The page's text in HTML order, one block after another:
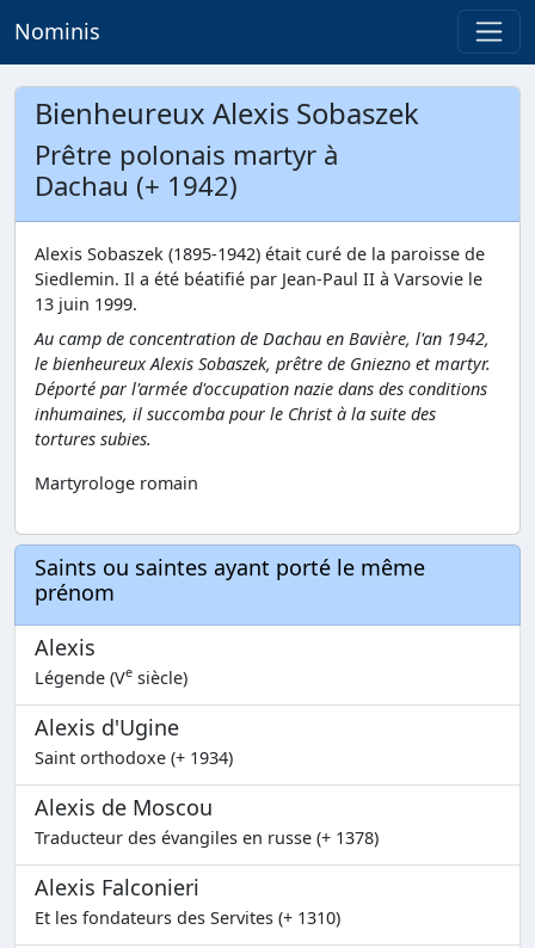
Nominis
Bienheureux Alexis Sobaszek
Prêtre polonais martyr à
Dachau (+ 1942)
Alexis Sobaszek (1895-1942) était curé de la paroisse de
Siedlemin. Il a été béatifié par Jean-Paul II à Varsovie le
13 juin 1999.
Au camp de concentration de Dachau en Bavière, l'an 1942,
le bienheureux Alexis Sobaszek, prêtre de Gniezno et martyr.
Déporté par l'armée d'occupation nazie dans des conditions
inhumaines, il succomba pour le Christ à la suite des
tortures subies.
Martyrologe romain
Saints ou saintes ayant porté le même
prénom
Alexis
Légende (Ve siècle)
Alexis d'Ugine
Saint orthodoxe (+ 1934)
Alexis de Moscou
Traducteur des évangiles en russe (+ 1378)
Alexis Falconieri
Et les fondateurs des Servites (+ 1310)